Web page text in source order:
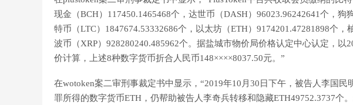
现金（BCH）117450.1465468个，达世币（DASH）96023.96242641个，狗
特币（LTC）1847674.53332686个，以太坊（ETH）9174201.47281898个，
波币（XRP）928280240.485962个。据盐城市物价局价格认定中心认定，以
价计算，上述8种数字货币折合人民币148××××8037.50元。”
在wotoken案二审刑事裁定书中显示，“2019年10月30日下午，被告人李国
罪所得的数字货币ETH，仍帮助被告人李奇兵转移和隐藏ETH49752.3737个